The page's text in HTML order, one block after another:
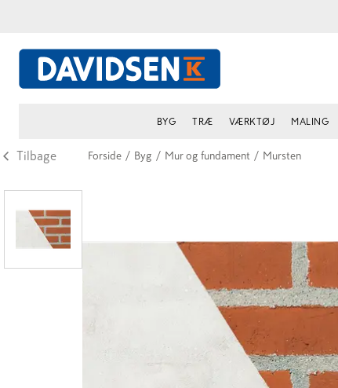
BYG TRÆ VÆRKTØJ MALING
Tilbage Forside / Byg / Mur og fundament / Mursten